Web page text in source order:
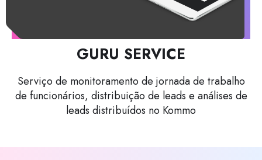
GURU SERVICE
Serviço de monitoramento de jornada de trabalho
de funcionários, distribuição de leads e análises de
leads distribuídos no Kommo